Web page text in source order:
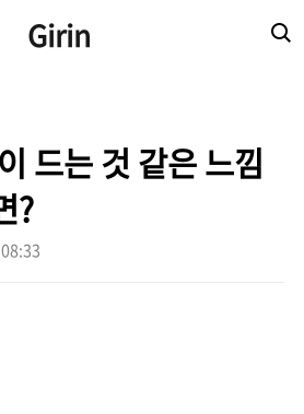
Girin
드는 것 같은 느낌
?